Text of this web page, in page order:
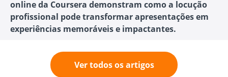
online da Coursera demonstram como a locução
profissional pode transformar apresentações em
experiências memoráveis e impactantes.
Ver todos os artigos